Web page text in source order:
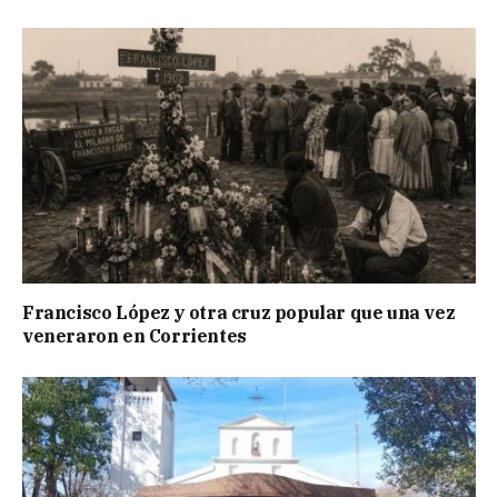
Francisco López y otra cruz popular que una vez
veneraron en Corrientes